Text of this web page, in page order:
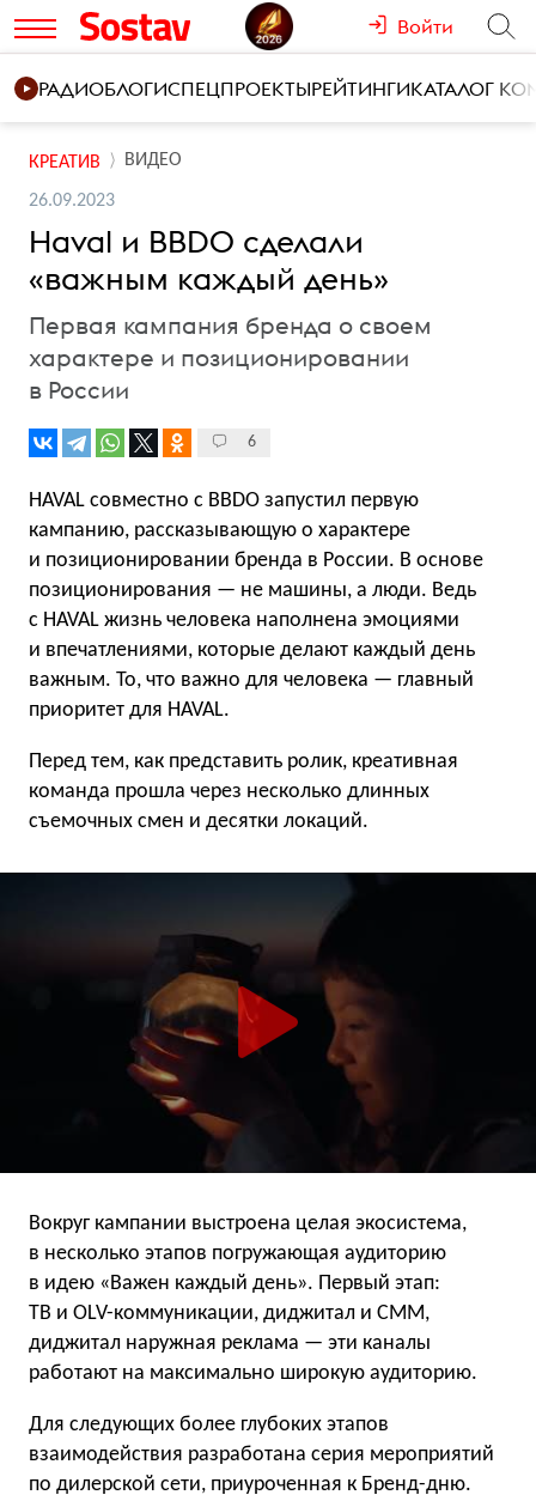
Войти
РАДИОБЛОГИСПЕЦПРОЕКТЫРЕЙТИНГИКАТАЛОГ
КРЕАТИВ ВИДЕО
26.09.2023
Haval и BBDO сделали
«важным каждый день»
Первая кампания бренда о своем
характере и позиционировании
в России
6
HAVAL совместно с BBDO запустил первую
кампанию, рассказывающую о характере
и позиционировании бренда в России. В основе
позиционирования — не машины, а люди. Ведь
с HAVAL жизнь человека наполнена эмоциями
и впечатлениями, которые делают каждый день
важным. То, что важно для человека — главный
приоритет для HAVAL.
Перед тем, как представить ролик, креативная
команда прошла через несколько длинных
съемочных смен и десятки локаций.
Вокруг кампании выстроена целая экосистема,
в несколько этапов погружающая аудиторию
в идею «Важен каждый день». Первый этап:
ТВ и OLV-коммуникации, диджитал и СММ,
диджитал наружная реклама — эти каналы
работают на максимально широкую аудиторию.
Для следующих более глубоких этапов
взаимодействия разработана серия мероприятий
по дилерской сети, приуроченная к Бренд-дню.